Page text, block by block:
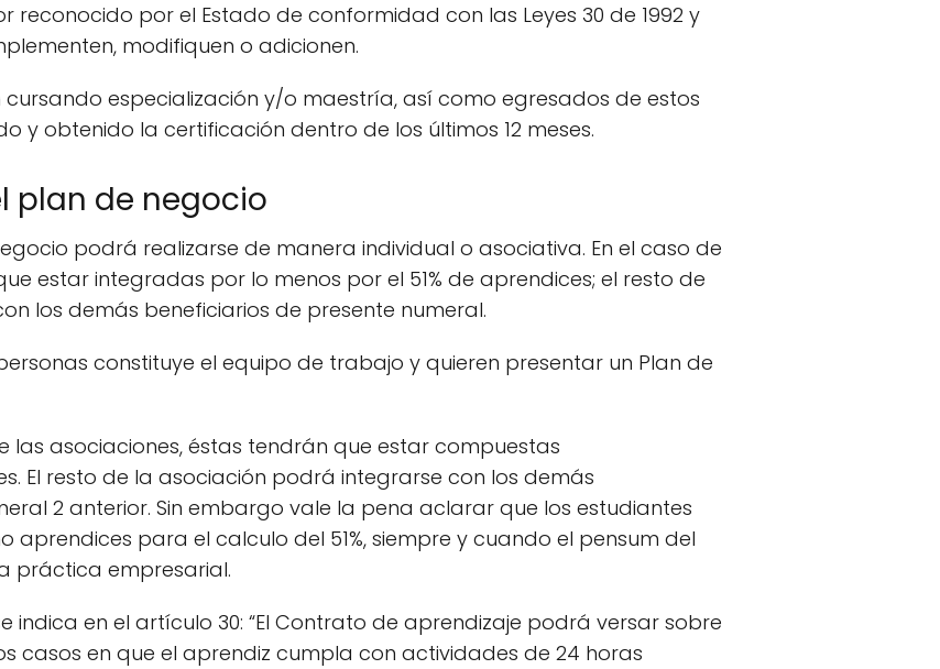
por el Estado de conformidad con las Leyes 30 de 1992 y
modifiquen o adicionen.
cursando especialización y/o maestría, así como egresados de estos
y obtenido la certificación dentro de los últimos 12 meses.
plan de negocio
podrá realizarse de manera individual o asociativa. En el caso de
estar integradas por lo menos por el 51% de aprendices; el resto de
los demás beneficiarios de presente numeral.
constituye el equipo de trabajo y quieren presentar un Plan de
las asociaciones, éstas tendrán que estar compuestas
El resto de la asociación podrá integrarse con los demás
2 anterior. Sin embargo vale la pena aclarar que los estudiantes
aprendices para el calculo del 51%, siempre y cuando el pensum del
práctica empresarial.
indica en el artículo 30: “El Contrato de aprendizaje podrá versar sobre
casos en que el aprendiz cumpla con actividades de 24 horas